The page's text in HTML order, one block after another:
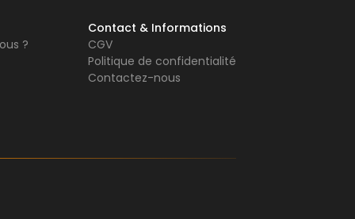
?
Contact & Informations
CGV
Politique de confidentialité
Contactez-nous